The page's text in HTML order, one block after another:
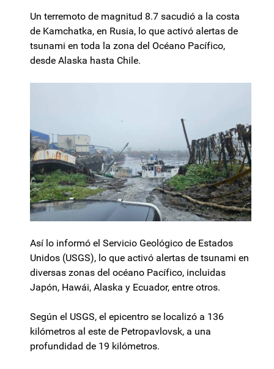
Un terremoto de magnitud 8.7 sacudió a la costa
de Kamchatka, en Rusia, lo que activó alertas de
tsunami en toda la zona del Océano Pacífico,
desde Alaska hasta Chile.
Así lo informó el Servicio Geológico de Estados
Unidos (USGS), lo que activó alertas de tsunami en
diversas zonas del océano Pacífico, incluidas
Japón, Hawái, Alaska y Ecuador, entre otros.
Según el USGS, el epicentro se localizó a 136
kilómetros al este de Petropavlovsk, a una
profundidad de 19 kilómetros.